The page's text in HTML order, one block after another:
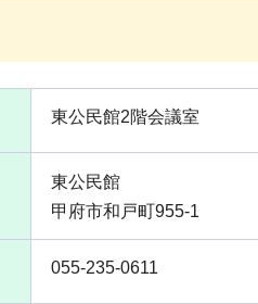
東公民館2階会議室
東公民館
甲府市和戸町955-1
055-235-0611